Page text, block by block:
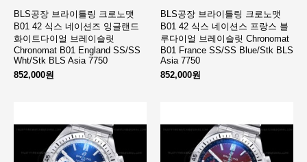
BLS공장 브라이틀링 크로노맷
B01 42 식스 네이션즈 잉글랜드
화이트다이얼 브레이슬릿
Chronomat B01 England SS/SS
Wht/Stk BLS Asia 7750
852,000원
BLS공장 브라이틀링 크로노맷
B01 42 식스 네이션스 프랑스 블
루다이얼 브레이슬릿 Chronomat
B01 France SS/SS Blue/Stk BLS
Asia 7750
852,000원